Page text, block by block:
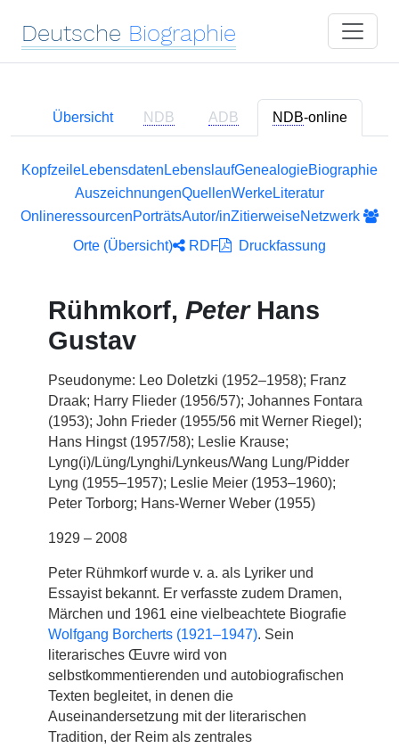
Deutsche Biographie
Übersicht NDB ADB NDB-online
KopfzeileLebensdaten LebenslaufGenealogieBiographie
AuszeichnungenQuellenWerkeLiteratur
OnlineressourcenPorträtsAutor/inZitierweiseNetzwerk
Orte (Übersicht)
RDF Druckfassung
Rühmkorf, Peter Hans
Gustav
Pseudonyme: Leo Doletzki (1952–1958); Franz
Draak; Harry Flieder (1956/57); Johannes Fontara
(1953); John Frieder (1955/56 mit Werner Riegel);
Hans Hingst (1957/58); Leslie Krause;
Lyng(i)/Lüng/Lynghi/Lynkeus/Wang Lung/Pidder
Lyng (1955–1957); Leslie Meier (1953–1960);
Peter Torborg; Hans-Werner Weber (1955)
1929 – 2008
Peter Rühmkorf wurde v. a. als Lyriker und
Essayist bekannt. Er verfasste zudem Dramen,
Märchen und 1961 eine vielbeachtete Biografie
Wolfgang Borcherts (1921–1947). Sein
literarisches Œuvre wird von
selbstkommentierenden und autobiografischen
Texten begleitet, in denen die
Auseinandersetzung mit der literarischen
Tradition, der Reim als zentrales